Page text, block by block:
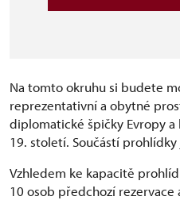
Na tomto okruhu si budete
reprezentativní a obytné
diplomatické špičky Evropy
19. století. Součástí
Vzhledem ke kapacitě
10 osob předchozí